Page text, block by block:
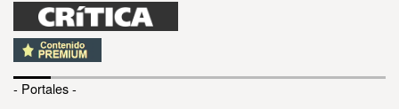
- Portales -